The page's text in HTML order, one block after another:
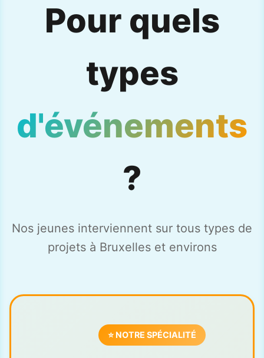
Pour quels
types
d'événements
?
Nos jeunes interviennent sur tous types de
projets à Bruxelles et environs
⭐ NOTRE SPÉCIALITÉ